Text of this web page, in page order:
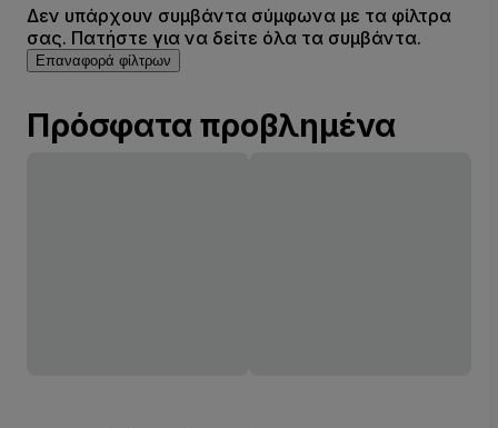
Δεν υπάρχουν συμβάντα σύμφωνα με τα φίλτρα
σας. Πατήστε για να δείτε όλα τα συμβάντα.
Επαναφορά φίλτρων
Πρόσφατα προβλημένα